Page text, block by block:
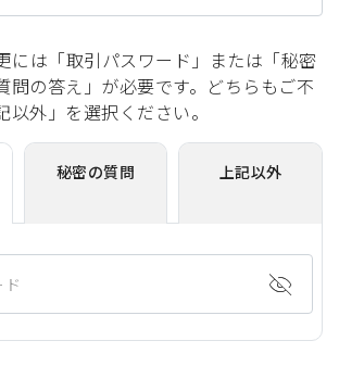
には「取引パスワード」または「秘密
問の答え」が必要です。どちらもご不
以外」を選択ください。
秘密の質問 上記以外